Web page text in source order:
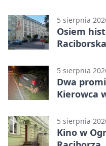
5 sierpnia
Osiem
5 sierpnia
Dwa
Kierowca
5 sierpnia
Kino w